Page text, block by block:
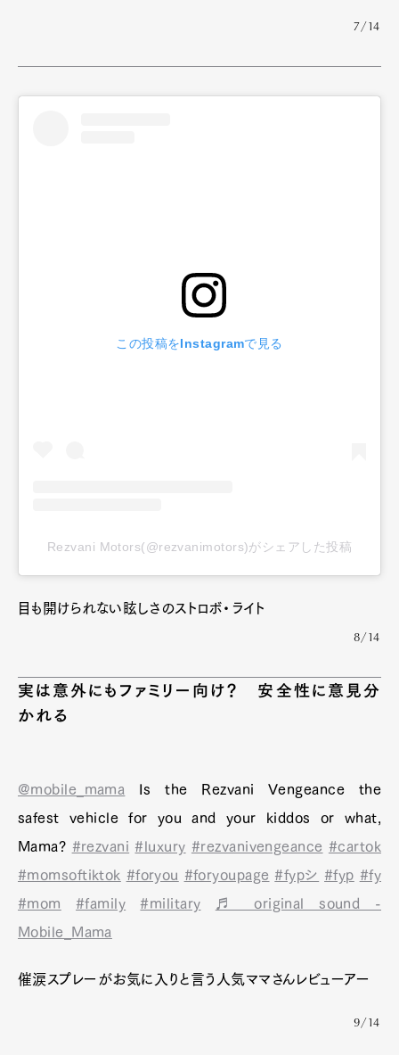
Art&DesignWatchFashion
7/14
この投稿をInstagramで見る
Rezvani Motors(@rezvanimotors)がシェアした投稿
目も開けられない眩しさのストロボ・ライト
8/14
実は意外にもファミリー向け？ 安全性に意見分
かれる
@mobile_mama Is the Rezvani Vengeance the
safest vehicle for you and your kiddos or what,
Mama? #rezvani #luxury #rezvanivengeance #cartok
#momsoftiktok #foryou #foryoupage #fypシ #fyp #fy
#mom
#family #military
♬ original sound -
Mobile_Mama
催涙スプレーがお気に入りと言う人気ママさんレビューアー
9/14